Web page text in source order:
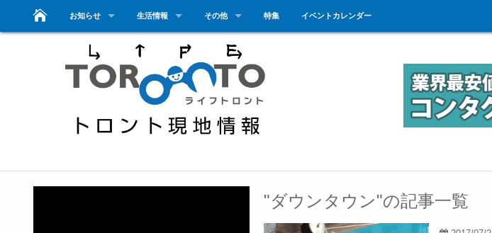
お知らせ 生活情報 その他 特集 イベントカレンダー
"ダウンタウン"の記事一覧